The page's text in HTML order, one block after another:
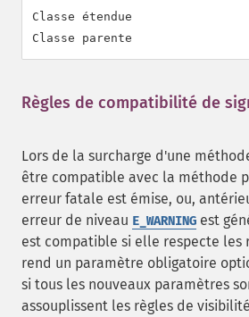
Classe étendue
Règles de compatibilité de
Lors de la surcharge d'une
être compatible avec la méthode
erreur fatale est émise, ou,
erreur de niveau E_WARNING est
est compatible si elle respecte les
rend un paramètre obligatoire
si tous les nouveaux paramètres
assouplissent les règles de